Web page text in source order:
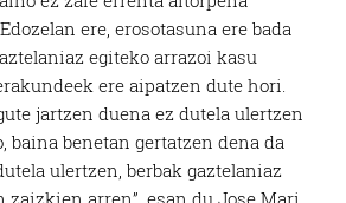
ere, erosotasuna ere bada
egiteko arrazoi kasu
ere aipatzen dute hori.
jartzen duena ez dutela ulertzen
baina benetan gertatzen dena da
ulertzen, berbak gaztelaniaz
zaizkien arren”, esan du Jose Mari